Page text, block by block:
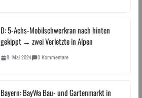
D: 5-Achs-Mobilschwerkran nach hinten
gekippt → zwei Verletzte in Alpen
8. Mai 2024 0 Kommentare
Bayern: BayWa Bau- und Gartenmarkt in